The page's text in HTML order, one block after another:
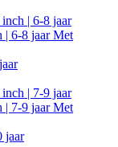
| 6-8 jaar
| 6-8 jaar Met
| 7-9 jaar
| 7-9 jaar Met
jaar